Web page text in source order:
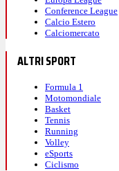
Conference League
Calcio Estero
Calciomercato
ALTRI SPORT
Formula 1
Motomondiale
Basket
Tennis
Running
Volley
eSports
Ciclismo